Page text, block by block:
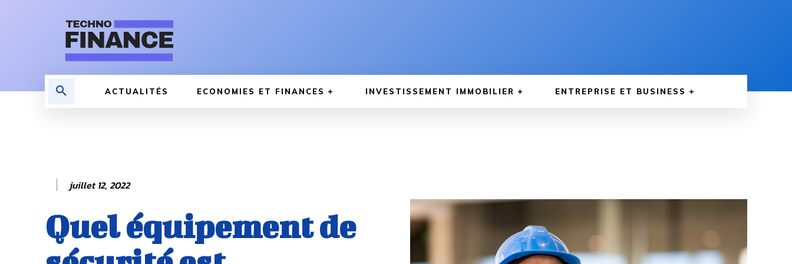
ACTUALITÉS ECONOMIES ET FINANCES INVESTISSEMENT IMMOBILIER ENTREPRISE ET BUSINESS
juillet 12, 2022
Quel équipement de